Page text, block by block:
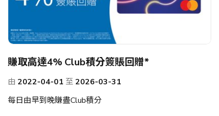
賺取高達4% Club積分簽賬回贈*
由 2022-04-01 至 2026-03-31
每日由早到晚賺盡Club積分